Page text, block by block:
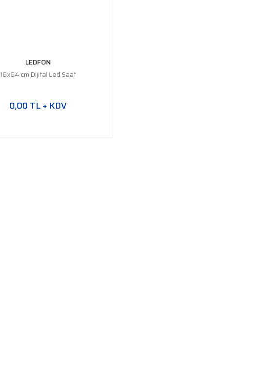
LEDFON
16x64 cm Dijital Led Saat
0,00 TL + KDV